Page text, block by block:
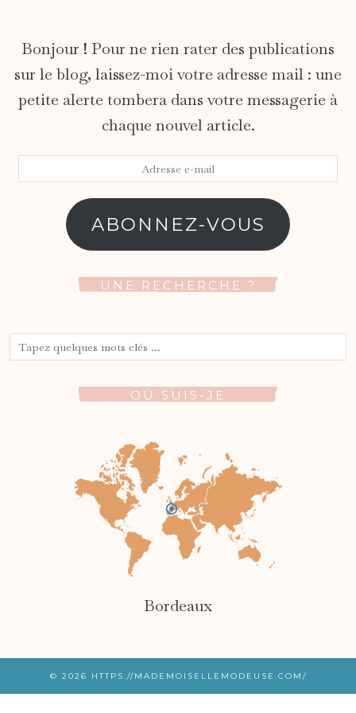
Bonjour ! Pour ne rien rater des publications
sur le blog, laissez-moi votre adresse mail : une
petite alerte tombera dans votre messagerie à
chaque nouvel article.
ABONNEZ-VOUS
UNE RECHERCHE ?
OÙ SUIS-JE
Bordeaux
© 2026 HTTPS://MADEMOISELLEMODEUSE.COM/